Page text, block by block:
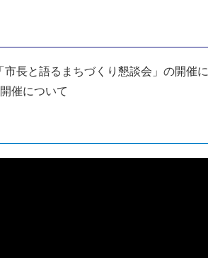
市長と語るまちづくり懇談会」の開催
催について